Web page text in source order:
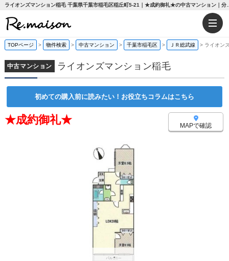
ライオンズマンション稲毛 千葉県千葉市稲毛区稲
TOPページ > 物件検索 > 中古マンション > 千葉市稲毛区 > ＪＲ総武線 > ライオン
中古マンション ライオンズマンション稲毛
初めての購入前に読みたい！お役立ちコラムはこちら
★成約御礼★ MAPで確認
-